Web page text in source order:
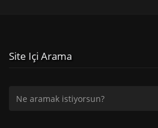
Site Içi Arama